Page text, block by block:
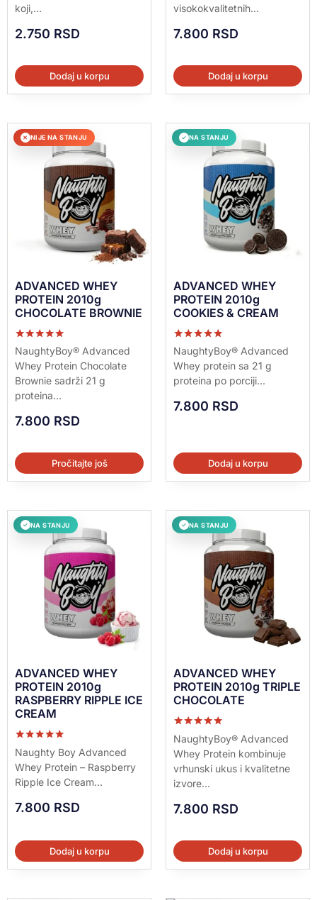
koji,...
2.750 RSD
Dodaj u korpu
visokokvalitetnih...
7.800 RSD
Dodaj u korpu
✕ NIJE NA STANJU
ADVANCED WHEY
PROTEIN 2010g
CHOCOLATE BROWNIE
Ocenjeno sa
5.00
od 5
NaughtyBoy® Advanced
Whey Protein Chocolate
Brownie sadrži 21 g
proteina...
7.800 RSD
Pročitajte još
✓ NA STANJU
ADVANCED WHEY
PROTEIN 2010g
COOKIES & CREAM
Ocenjeno sa
5.00
od 5
NaughtyBoy® Advanced
Whey protein sa 21 g
proteina po porciji...
7.800 RSD
Dodaj u korpu
✓ NA STANJU
ADVANCED WHEY
PROTEIN 2010g
RASPBERRY RIPPLE ICE
CREAM
Ocenjeno sa
5.00
od 5
Naughty Boy Advanced
Whey Protein – Raspberry
Ripple Ice Cream...
7.800 RSD
Dodaj u korpu
✓ NA STANJU
ADVANCED WHEY
PROTEIN 2010g TRIPLE
CHOCOLATE
Ocenjeno sa
5.00
od 5
NaughtyBoy® Advanced
Whey Protein kombinuje
vrhunski ukus i kvalitetne
izvore...
7.800 RSD
Dodaj u korpu